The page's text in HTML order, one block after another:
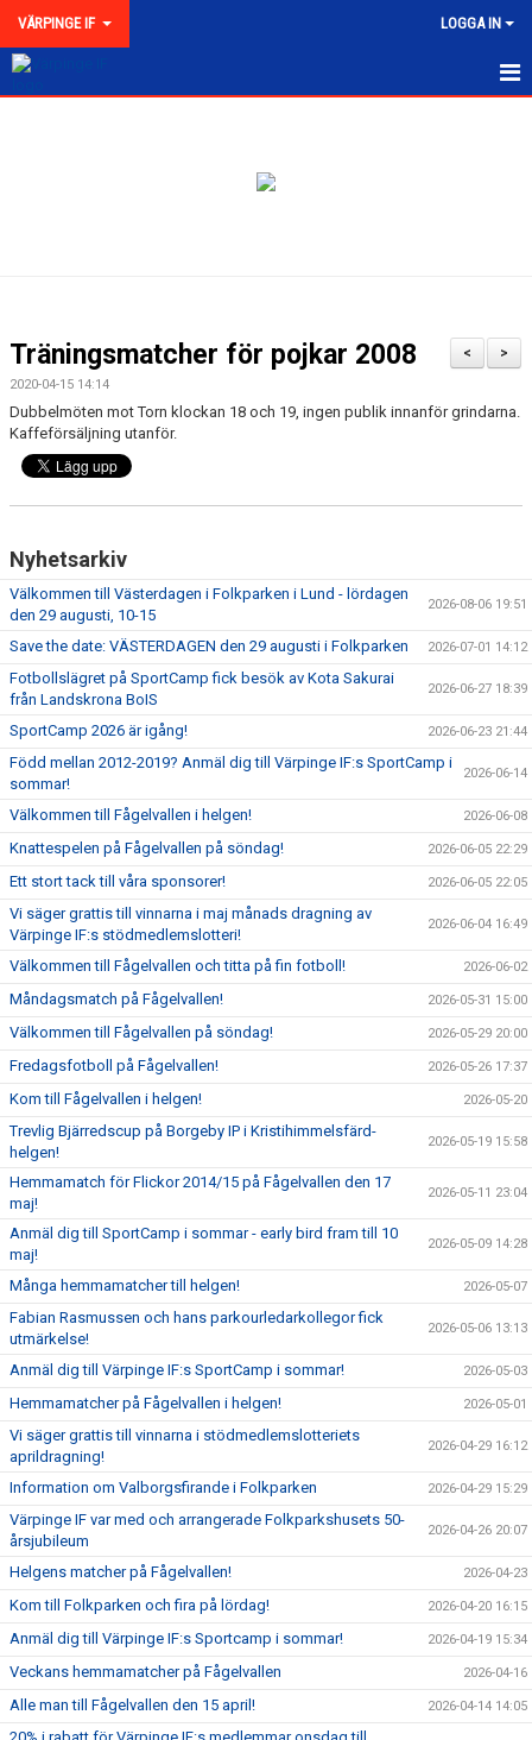
VÄRPINGE IF LOGGA IN
KLUBBKOLLEKTION
>
<
Träningsmatcher för pojkar 2008
2020-04-15 14:14
Dubbelmöten mot Torn klockan 18 och 19, ingen publik innanför grindarna.
Kaffeförsäljning utanför.
Nyhetsarkiv
Välkommen till Västerdagen i Folkparken i Lund - lördagen
den 29 augusti, 10-15
2026-08-06 19:51
Save the date: VÄSTERDAGEN den 29 augusti i Folkparken 2026-07-01 14:12
Fotbollslägret på SportCamp fick besök av Kota Sakurai
från Landskrona BoIS
2026-06-27 18:39
SportCamp 2026 är igång! 2026-06-23 21:44
Född mellan 2012-2019? Anmäl dig till Värpinge IF:s SportCamp i
sommar!
2026-06-14
Välkommen till Fågelvallen i helgen! 2026-06-08
Knattespelen på Fågelvallen på söndag! 2026-06-05 22:29
Ett stort tack till våra sponsorer! 2026-06-05 22:05
Vi säger grattis till vinnarna i maj månads dragning av
Värpinge IF:s stödmedlemslotteri!
2026-06-04 16:49
Välkommen till Fågelvallen och titta på fin fotboll! 2026-06-02
Måndagsmatch på Fågelvallen! 2026-05-31 15:00
Välkommen till Fågelvallen på söndag! 2026-05-29 20:00
Fredagsfotboll på Fågelvallen! 2026-05-26 17:37
Kom till Fågelvallen i helgen! 2026-05-20
Trevlig Bjärredscup på Borgeby IP i Kristihimmelsfärd-
helgen!
2026-05-19 15:58
Hemmamatch för Flickor 2014/15 på Fågelvallen den 17
maj!
2026-05-11 23:04
Anmäl dig till SportCamp i sommar - early bird fram till 10
maj!
2026-05-09 14:28
Många hemmamatcher till helgen! 2026-05-07
Fabian Rasmussen och hans parkourledarkollegor fick
utmärkelse!
2026-05-06 13:13
Anmäl dig till Värpinge IF:s SportCamp i sommar! 2026-05-03
Hemmamatcher på Fågelvallen i helgen! 2026-05-01
Vi säger grattis till vinnarna i stödmedlemslotteriets
aprildragning!
2026-04-29 16:12
Information om Valborgsfirande i Folkparken 2026-04-29 15:29
Värpinge IF var med och arrangerade Folkparkshusets 50-
årsjubileum
2026-04-26 20:07
Helgens matcher på Fågelvallen! 2026-04-23
Kom till Folkparken och fira på lördag! 2026-04-20 16:15
Anmäl dig till Värpinge IF:s Sportcamp i sommar! 2026-04-19 15:34
Veckans hemmamatcher på Fågelvallen 2026-04-16
Alle man till Fågelvallen den 15 april! 2026-04-14 14:05